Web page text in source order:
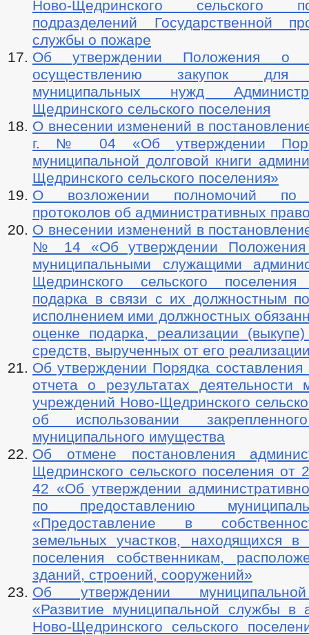
Ново-Щедринского сельского
подразделений Государственной
службы о пожаре
Об утверждении Положения о
осуществлению закупок для
муниципальных нужд
Щедринского сельского поселения
О внесении изменений в
г. № 04 «Об утверждении
муниципальной долговой книги
Щедринского сельского поселения»
О возложении полномочий по
протоколов об административных
О внесении изменений в
№ 14 «Об утверждении
муниципальными служащими
Щедринского сельского
подарка в связи с их должностным
исполнением ими должностных
оценке подарка, реализации
средств, вырученных от его
Об утверждении Порядка составления
отчета о результатах деятельности
учреждений Ново-Щедринского
об использовании
муниципального имущества
Об отмене постановления
Щедринского сельского поселения от
42 «Об утверждении
по предоставлению
«Предоставление в
земельных участков, находящихся в
поселения собственникам,
зданий, строений, сооружений»
Об утверждении
«Развитие муниципальной службы в
Ново-Щедринского сельского